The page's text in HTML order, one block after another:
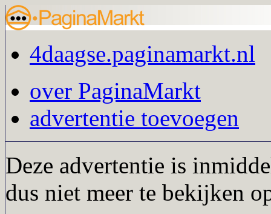
4daagse.paginamarkt.nl
over PaginaMarkt
advertentie toevoegen
Deze advertentie is
dus niet meer te bekijken